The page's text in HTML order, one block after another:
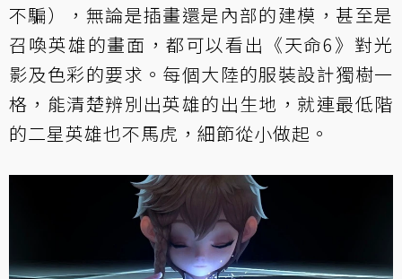
不騙），無論是插畫還是內部的建模，甚至是
召喚英雄的畫面，都可以看出《天命6》對光
影及色彩的要求。每個大陸的服裝設計獨樹一
格，能清楚辨別出英雄的出生地，就連最低階
的二星英雄也不馬虎，細節從小做起。